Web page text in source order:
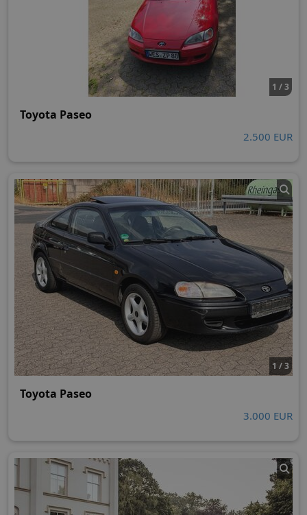
1 / 3
Toyota Paseo
2.500 EUR
1 / 3
Toyota Paseo
3.000 EUR